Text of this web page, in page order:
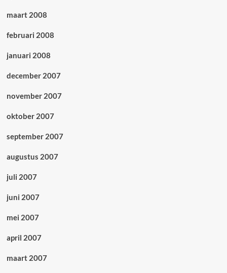
maart 2008
februari 2008
januari 2008
december 2007
november 2007
oktober 2007
september 2007
augustus 2007
juli 2007
juni 2007
mei 2007
april 2007
maart 2007